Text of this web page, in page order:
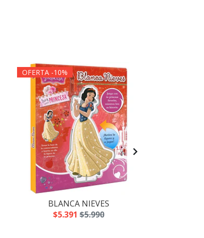
OFERTA -10%
BLANCA NIEVES
$5.391 $5.990